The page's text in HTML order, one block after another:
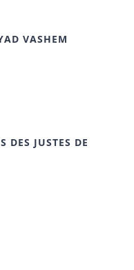
VASHEM
DES JUSTES DE